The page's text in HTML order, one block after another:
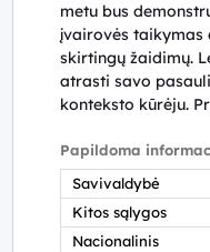
metu bus
įvairovės taikymas
skirtingų žaidimų.
atrasti savo
konteksto kūrėju.
Papildoma
Savivaldybė
Kitos sąlygos
Nacionalinis